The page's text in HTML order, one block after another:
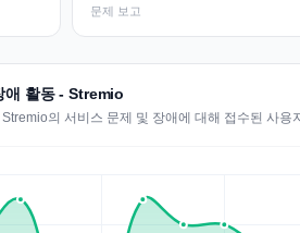
문제 보고
애 활동 - Stremio
의 서비스 문제 및 장애에 대해 접수된 사용